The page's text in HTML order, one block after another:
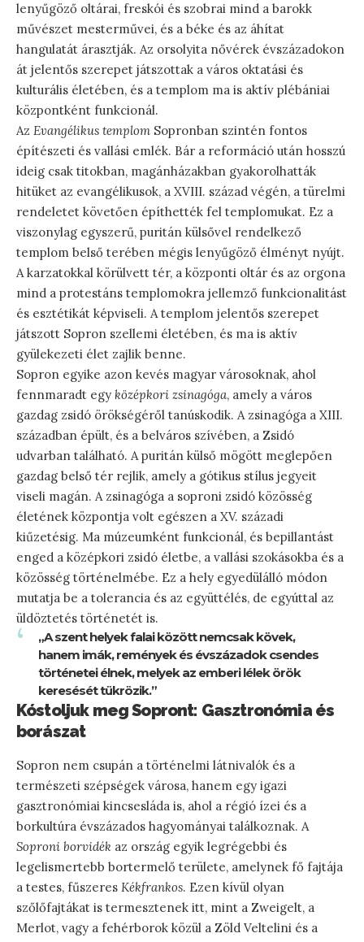
lenyűgöző oltárai, freskói és szobrai mind a barokk
művészet mesterművei, és a béke és az áhítat
hangulatát árasztják. Az orsolyita nővérek évszázadokon
át jelentős szerepet játszottak a város oktatási és
kulturális életében, és a templom ma is aktív plébániai
központként funkcionál.
Az Evangélikus templom Sopronban szintén fontos
építészeti és vallási emlék. Bár a reformáció után hosszú
ideig csak titokban, magánházakban gyakorolhatták
hitüket az evangélikusok, a XVIII. század végén, a türelmi
rendeletet követően építhették fel templomukat. Ez a
viszonylag egyszerű, puritán külsővel rendelkező
templom belső terében mégis lenyűgöző élményt nyújt.
A karzatokkal körülvett tér, a központi oltár és az orgona
mind a protestáns templomokra jellemző funkcionalitást
és esztétikát képviseli. A templom jelentős szerepet
játszott Sopron szellemi életében, és ma is aktív
gyülekezeti élet zajlik benne.
Sopron egyike azon kevés magyar városoknak, ahol
fennmaradt egy középkori zsinagóga, amely a város
gazdag zsidó örökségéről tanúskodik. A zsinagóga a XIII.
században épült, és a belváros szívében, a Zsidó
udvarban található. A puritán külső mögött meglepően
gazdag belső tér rejlik, amely a gótikus stílus jegyeit
viseli magán. A zsinagóga a soproni zsidó közösség
életének központja volt egészen a XV. századi
kiűzetésig. Ma múzeumként funkcionál, és bepillantást
enged a középkori zsidó életbe, a vallási szokásokba és a
közösség történelmébe. Ez a hely egyedülálló módon
mutatja be a tolerancia és az együttélés, de egyúttal az
üldöztetés történetét is.
„A szent helyek falai között nemcsak kövek,
hanem imák, remények és évszázadok csendes
történetei élnek, melyek az emberi lélek örök
keresését tükrözik.”
Kóstoljuk meg Sopront: Gasztronómia és
borászat
Sopron nem csupán a történelmi látnivalók és a
természeti szépségek városa, hanem egy igazi
gasztronómiai kincsesláda is, ahol a régió ízei és a
borkultúra évszázados hagyományai találkoznak. A
Soproni borvidék az ország egyik legrégebbi és
legelismertebb bortermelő területe, amelynek fő fajtája
a testes, fűszeres Kékfrankos. Ezen kívül olyan
szőlőfajtákat is termesztenek itt, mint a Zweigelt, a
Merlot, vagy a fehérborok közül a Zöld Veltelini és a